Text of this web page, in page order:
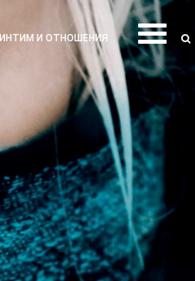
ИНТИМ И ОТНОШЕНИЯ